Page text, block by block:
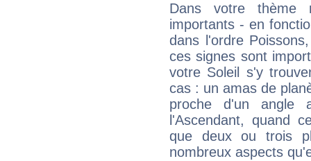
Dans votre thème
importants - en
dans l'ordre
ces signes sont
votre Soleil s'y
cas : un amas de
proche d'un
l'Ascendant, quand
que deux ou trois
nombreux aspects